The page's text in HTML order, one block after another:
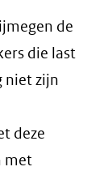
de
die last
niet zijn
deze
met